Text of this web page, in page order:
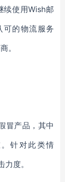
续使用Wish邮
可的物流服务
。
冒产品，其中
针对此类情
度。